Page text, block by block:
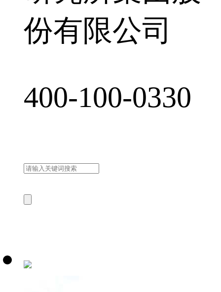
份有限公司
400-100-0330